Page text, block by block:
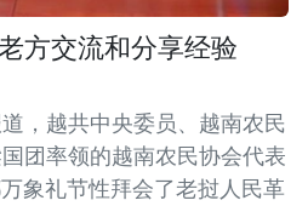
方交流和分享经验
，越共中央委员、越南农民
团率领的越南农民协会代表
象礼节性拜会了老挝人民革